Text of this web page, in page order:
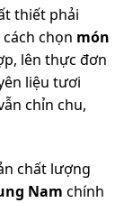
thiết phải
chọn món
lên thực đơn
liệu tươi
chỉn chu,
chất lượng
Nam chính